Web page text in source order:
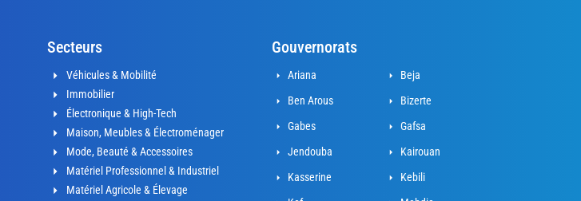
Secteurs
Véhicules & Mobilité
Immobilier
Électronique & High-Tech
Maison, Meubles & Électroménager
Mode, Beauté & Accessoires
Matériel Professionnel & Industriel
Matériel Agricole & Élevage
Gouvernorats
Ariana
Beja
Ben Arous
Bizerte
Gabes
Gafsa
Jendouba
Kairouan
Kasserine
Kebili